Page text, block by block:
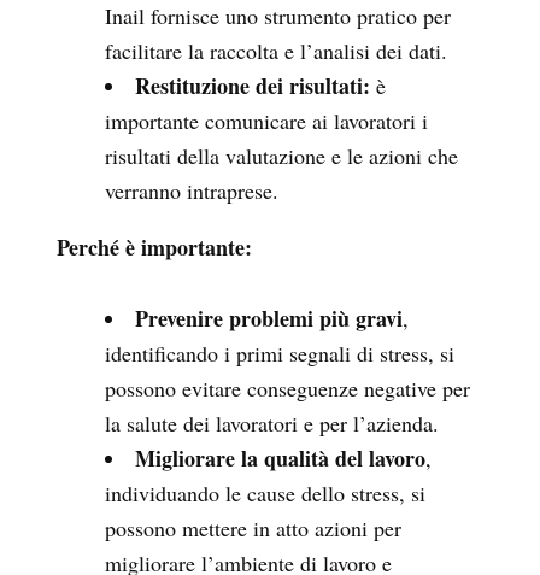
Inail fornisce uno strumento pratico per
facilitare la raccolta e l’analisi dei dati.
Restituzione dei risultati: è
importante comunicare ai lavoratori i
risultati della valutazione e le azioni che
verranno intraprese.
Perché è importante:
Prevenire problemi più gravi,
identificando i primi segnali di stress, si
possono evitare conseguenze negative per
la salute dei lavoratori e per l’azienda.
Migliorare la qualità del lavoro,
individuando le cause dello stress, si
possono mettere in atto azioni per
migliorare l’ambiente di lavoro e